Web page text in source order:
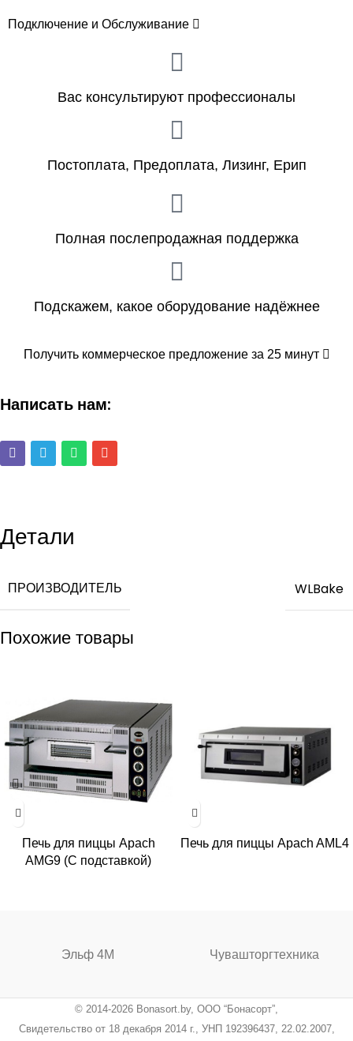
Подключение и Обслуживание
Вас консультируют профессионалы
Постоплата, Предоплата, Лизинг, Ерип
Полная послепродажная поддержка
Подскажем, какое оборудование надёжнее
Получить коммерческое предложение за 25 минут
Написать нам:
Детали
ПРОИЗВОДИТЕЛЬ WLBake
Похожие товары
Печь для пиццы Apach
AMG9 (С подставкой)
Печь для пиццы Apach AML4
Эльф 4М Чувашторгтехника
© 2014-2026 Bonasort.by, ООО “Бонасорт”,
Свидетельство от 18 декабря 2014 г., УНП 192396437, 22.02.2007,